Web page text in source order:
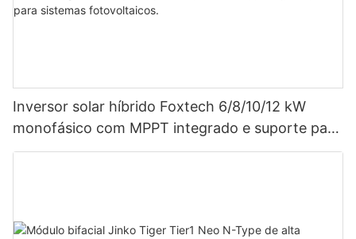
Inversor solar híbrido Foxtech 6/8/10/12 kW
monofásico com MPPT integrado e suporte para
até 9 unidades em paralelo para sistemas